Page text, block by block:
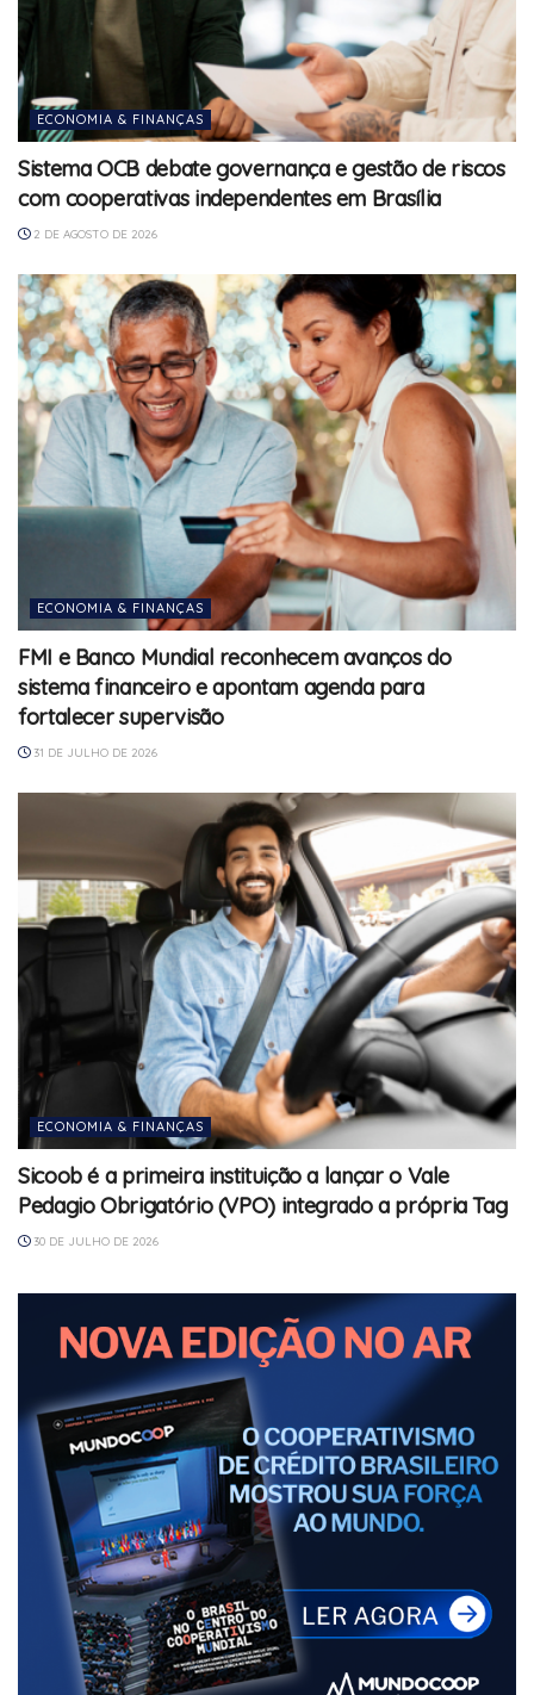
ECONOMIA & FINANÇAS
Sistema OCB debate governança e gestão de riscos
com cooperativas independentes em Brasília
2 DE AGOSTO DE 2026
ECONOMIA & FINANÇAS
FMI e Banco Mundial reconhecem avanços do
sistema financeiro e apontam agenda para
fortalecer supervisão
31 DE JULHO DE 2026
ECONOMIA & FINANÇAS
Sicoob é a primeira instituição a lançar o Vale
Pedagio Obrigatório (VPO) integrado a própria Tag
30 DE JULHO DE 2026